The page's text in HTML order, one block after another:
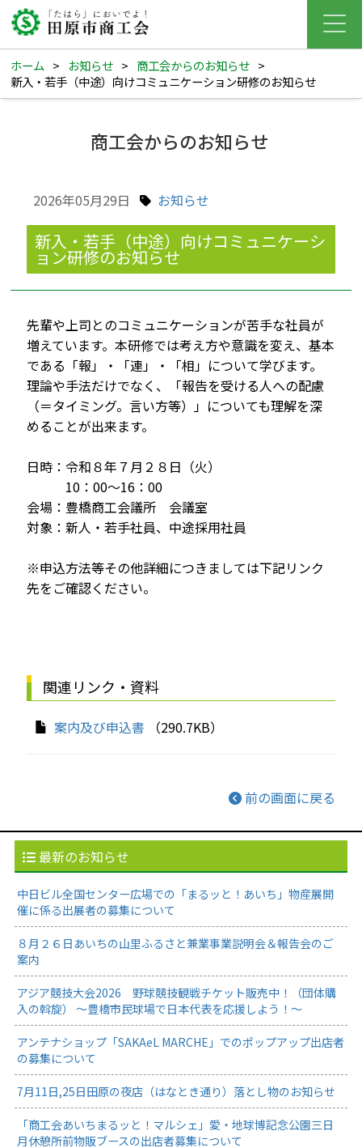
ホーム > お知らせ > 商工会からのお知らせ >
新入・若手（中途）向けコミュニケーション研修のお知らせ
商工会からのお知らせ
2026年05月29日 お知らせ
新入・若手（中途）向けコミュニケーシ
ョン研修のお知らせ
先輩や上司とのコミュニケーションが苦手な社員が
増えています。本研修では考え方や意識を変え、基本
である「報」・「連」・「相」について学びます。
理論や手法だけでなく、「報告を受ける人への配慮
（＝タイミング。言い方等）」についても理解を深
めることが出来ます。
日時：令和８年７月２８日（火）
10：00～16：00
会場：豊橋商工会議所 会議室
対象：新人・若手社員、中途採用社員
※申込方法等その他詳細につきましては下記リンク
先をご確認ください。
関連リンク・資料
案内及び申込書 （290.7KB）
前の画面に戻る
最新のお知らせ
中日ビル全国センター広場での「まるッと！あいち」物産展開
催に係る出展者の募集について
８月２６日あいちの山里ふるさと兼業事業説明会＆報告会のご
案内
アジア競技大会2026 野球競技観戦チケット販売中！（団体購
入の斡旋） ～豊橋市民球場で日本代表を応援しよう！～
アンテナショップ「SAKAeL MARCHE」でのポップアップ出店者
の募集について
7月11日,25日田原の夜店（はなとき通り）落とし物のお知らせ
「商工会あいちまるッと！マルシェ」愛・地球博記念公園三日
月休憩所前物販ブースの出店者募集について